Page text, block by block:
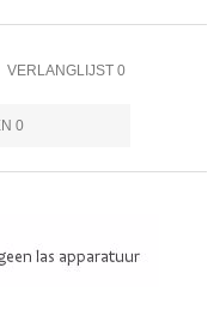
VERLANGLIJST 0
0